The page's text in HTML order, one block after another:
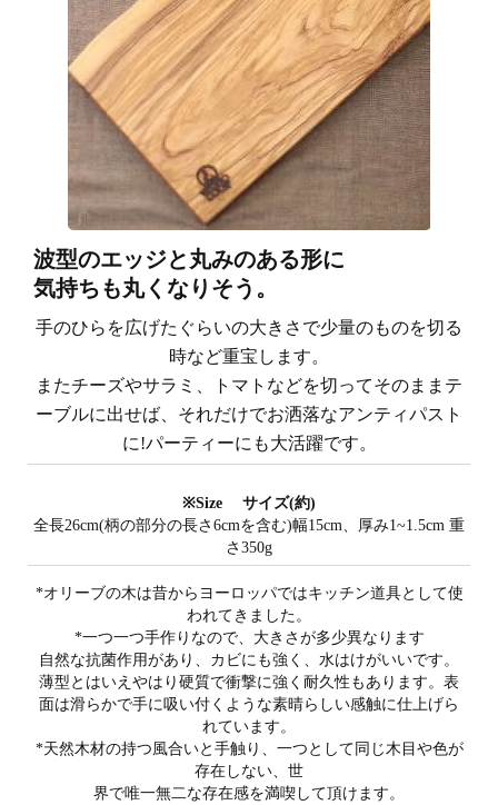
波型のエッジと丸みのある形に
気持ちも丸くなりそう。
手のひらを広げたぐらいの大きさで少量のものを切る
時など重宝します。
またチーズやサラミ、トマトなどを切ってそのままテ
ーブルに出せば、それだけでお洒落なアンティパスト
に!パーティーにも大活躍です。
※Size サイズ(約)
全長26cm(柄の部分の長さ6cmを含む)幅15cm、厚み1~1.5cm 重
さ350g
*オリーブの木は昔からヨーロッパではキッチン道具として使
われてきました。
*一つ一つ手作りなので、大きさが多少異なります
自然な抗菌作用があり、カビにも強く、水はけがいいです。
薄型とはいえやはり硬質で衝撃に強く耐久性もあります。表
面は滑らかで手に吸い付くような素晴らしい感触に仕上げら
れています。
*天然木材の持つ風合いと手触り、一つとして同じ木目や色が
存在しない、世
界で唯一無二な存在感を満喫して頂けます。